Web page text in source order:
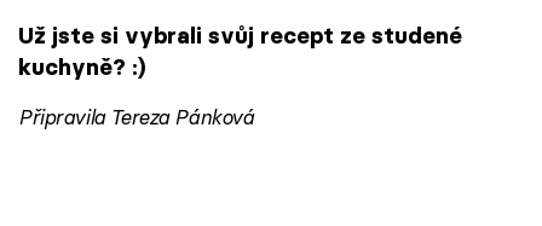
Už jste si vybrali svůj recept ze studené
kuchyně? :)
Připravila Tereza Pánková